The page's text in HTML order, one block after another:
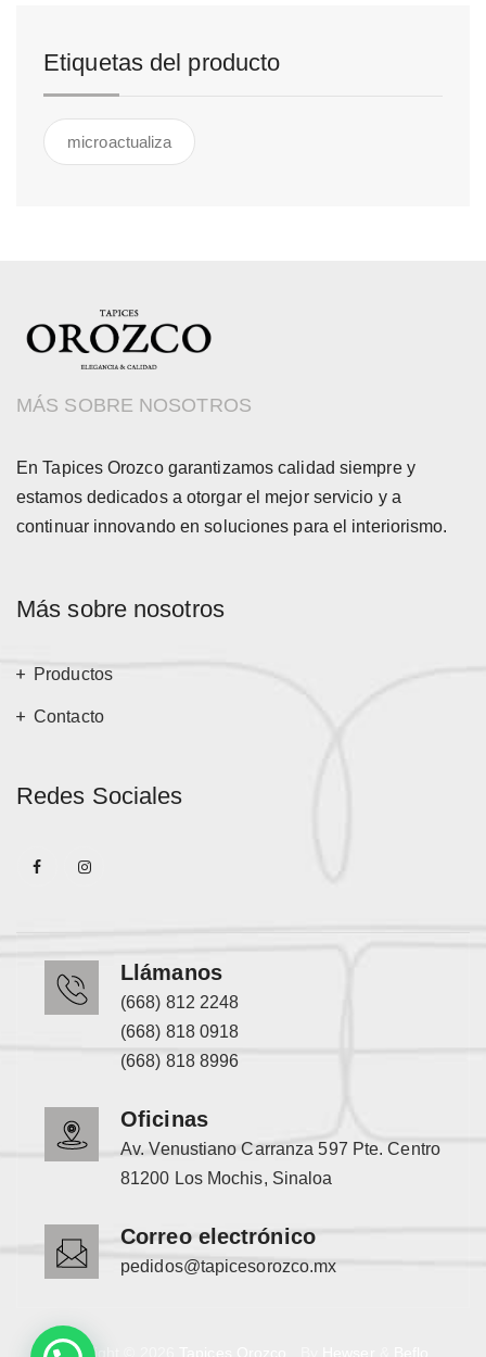
Etiquetas del producto
microactualiza
MÁS SOBRE NOSOTROS
En Tapices Orozco garantizamos calidad siempre y
estamos dedicados a otorgar el mejor servicio y a
continuar innovando en soluciones para el interiorismo.
Más sobre nosotros
Productos
Contacto
Redes Sociales
Llámanos
(668) 812 2248
(668) 818 0918
(668) 818 8996
Oficinas
Av. Venustiano Carranza 597 Pte. Centro
81200 Los Mochis, Sinaloa
Correo electrónico
pedidos@tapicesorozco.mx
Copyright © 2026